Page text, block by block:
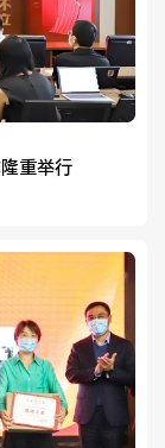
重举行